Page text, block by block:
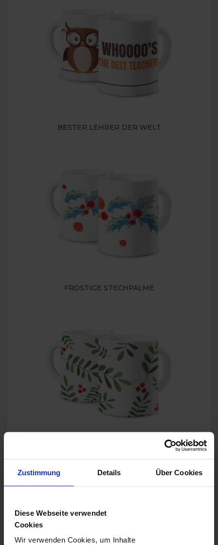
Zustimmung Details Über Cookies
Diese Webseite verwendet
Cookies
Wir verwenden Cookies, um Inhalte
BESTER LEHRER DER WELT
FROSTIGE STECHPALME